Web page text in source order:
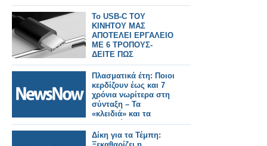
Το USB-C ΤΟΥ
ΚΙΝΗΤΟΥ ΜΑΣ
ΑΠΟΤΕΛΕΙ ΕΡΓΑΛΕΙΟ
ΜΕ 6 ΤΡΟΠΟΥΣ-
ΔΕΙΤΕ ΠΩΣ
Πλασματικά έτη: Ποιοι
κερδίζουν έως και 7
χρόνια νωρίτερα στη
σύνταξη – Τα
«κλειδιά» και τα
παραδείγματα.
Δίκη για τα Τέμπη: